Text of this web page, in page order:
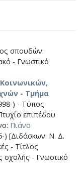
σπουδών:
- Γνωστικό
- Τμήμα
) - Τύπος
επιπέδου
Πιάνο
) [Διδάσκων: Ν. Δ.
- Τίτλος
- Γνωστικό